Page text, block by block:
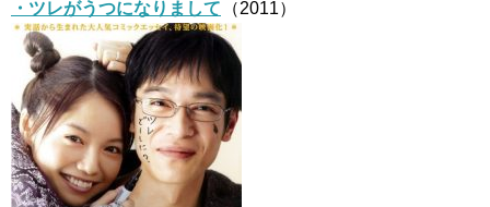
・ツレがうつになりまして （2011）